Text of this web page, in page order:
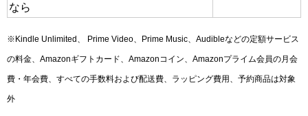
なら
※Kindle Unlimited、 Prime Video、Prime Music、Audibleなどの定額サービス
の料金、Amazonギフトカード、Amazonコイン、Amazonプライム会員の月会
費・年会費、すべての手数料および配送費、ラッピング費用、予約商品は対象
外